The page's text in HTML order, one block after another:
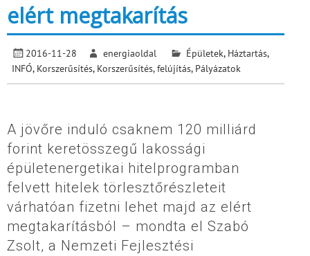
elért megtakarítás
2016-11-28 energiaoldal Épületek, Háztartás,
INFÓ, Korszerűsítés, Korszerűsítés, felújítás, Pályázatok
A jövőre induló csaknem 120 milliárd
forint keretösszegű lakossági
épületenergetikai hitelprogramban
felvett hitelek törlesztőrészleteit
várhatóan fizetni lehet majd az elért
megtakarításból – mondta el Szabó
Zsolt, a Nemzeti Fejlesztési